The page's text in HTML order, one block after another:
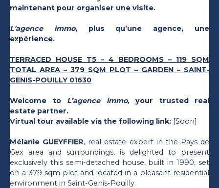
maintenant pour organiser une visite.
L'agence immo, plus qu’une agence, une
expérience.
TERRACED HOUSE T5 – 4 BEDROOMS – 119 SQM
TOTAL AREA – 379 SQM PLOT – GARDEN – SAINT-
GENIS-POUILLY 01630
Welcome to L’agence immo, your trusted real
estate partner.
Virtual tour available via the following link: [Soon]
Mélanie GUEYFFIER, real estate expert in the Pays de
Gex area and surroundings, is delighted to present
exclusively this semi-detached house, built in 1990, set
on a 379 sqm plot and located in a pleasant residential
environment in Saint-Genis-Pouilly.